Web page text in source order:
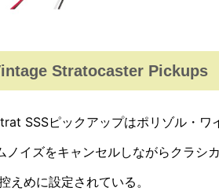
Stratocaster Pickups
SSSピックアップはポリゾル・ワ
ノイズをキャンセルしながらクラシ
めに設定されている。